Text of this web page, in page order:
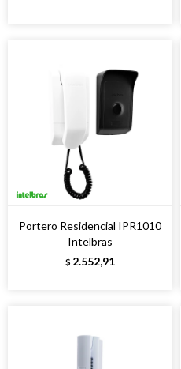
Portero Residencial IPR1010
Intelbras
$ 2.552,91